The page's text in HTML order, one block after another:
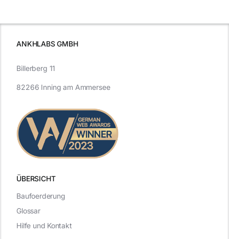
ANKHLABS GMBH
ÜBERSICHT
Billerberg 11
82266 Inning am Ammersee
Baufoerderung
Glossar
Hilfe und Kontakt